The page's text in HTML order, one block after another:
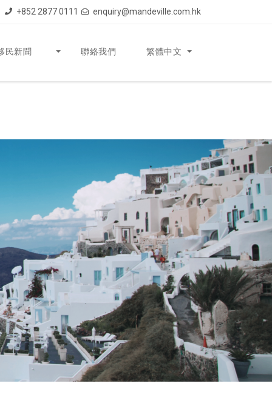
+852 2877 0111 enquiry@mandeville.com.hk
民新聞 聯絡我們 繁體中文